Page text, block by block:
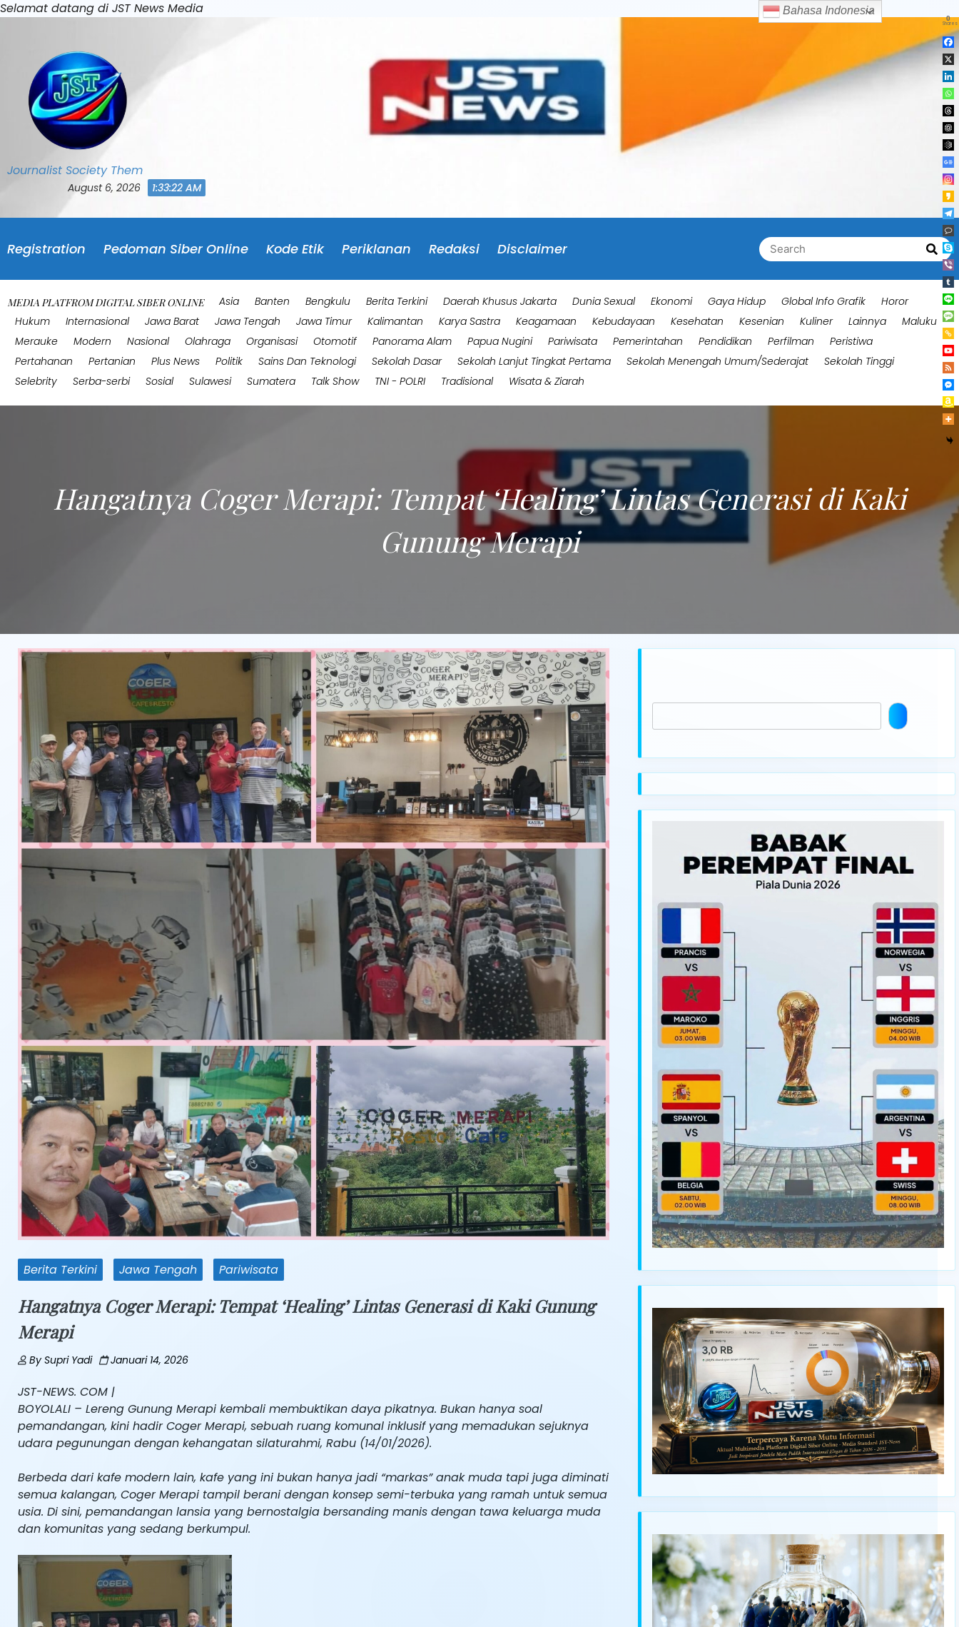
Selamat datang di JST News MediaSkip
Journalist Society Them
August 6, 2026 1:33:25 AM
Registration Pedoman Siber Online Kode Etik Periklanan Redaksi Disclaimer
Search
for:
MEDIA PLATFROM DIGITAL SIBER ONLINE Asia Banten Bengkulu Berita Terkini Daerah Khusus Jakarta Dunia Sexual Ekonomi Gaya Hidup Global Info Grafik
Horor
Hukum
Internasional Jawa Barat Jawa Tengah Jawa Timur Kalimantan Karya Sastra Keagamaan Kebudayaan Kesehatan Kesenian Kuliner Lainnya
Maluku
Merauke
Modern Nasional Olahraga Organisasi Otomotif Panorama Alam Papua Nugini Pariwisata Pemerintahan Pendidikan Perfilman
Peristiwa
Pertahanan
Pertanian Plus News Politik Sains Dan Teknologi Sekolah Dasar Sekolah Lanjut Tingkat Pertama Sekolah Menengah Umum/Sederajat
Sekolah Tinggi
Selebrity
Serba-serbi Sosial Sulawesi Sumatera Talk Show TNI - POLRI Tradisional Wisata & Ziarah
Hangatnya Coger Merapi: Tempat ‘Healing’ Lintas Generasi di Kaki
Gunung Merapi
Berita Terkini Jawa Tengah Pariwisata
Hangatnya Coger Merapi: Tempat ‘Healing’ Lintas Generasi di Kaki Gunung
Merapi
BySupri Yadi Januari 14, 2026
JST-NEWS. COM |
BOYOLALI – Lereng Gunung Merapi kembali membuktikan daya pikatnya. Bukan hanya soal
pemandangan, kini hadir Coger Merapi, sebuah ruang komunal inklusif yang memadukan sejuknya
udara pegunungan dengan kehangatan silaturahmi, Rabu (14/01/2026).
Berbeda dari kafe modern lain, kafe yang ini bukan hanya jadi “markas” anak muda tapi juga diminati
semua kalangan, Coger Merapi tampil berani dengan konsep semi-terbuka yang ramah untuk semua
usia. Di sini, pemandangan lansia yang bernostalgia bersanding manis dengan tawa keluarga muda
dan komunitas yang sedang berkumpul.
0
Shares
Bahasa Indonesia